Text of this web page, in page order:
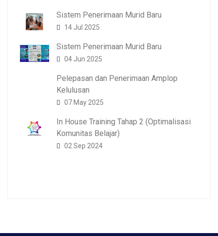
Sistem Penerimaan Murid Baru
14 Jul 2025
Sistem Penerimaan Murid Baru
04 Jun 2025
Pelepasan dan Penerimaan Amplop
Kelulusan
07 May 2025
In House Training Tahap 2 (Optimalisasi
Komunitas Belajar)
02 Sep 2024